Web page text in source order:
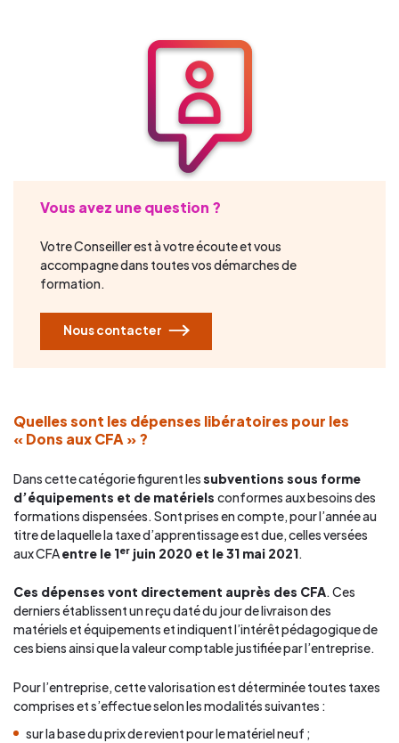
Vous avez une question ?
Votre Conseiller est à votre écoute et vous
accompagne dans toutes vos démarches de
formation.
Nous contacter
Quelles sont les dépenses libératoires pour les
« Dons aux CFA » ?
Dans cette catégorie figurent lessubventions sous forme
d’équipements et de matériels conformes aux besoins des
formations dispensées. Sont prises en compte, pour l’année au
titre de laquelle la taxe d’apprentissage est due, celles versées
aux CFAentre le 1er juin 2020 et le 31 mai 2021.
Ces dépenses vont directement auprès des CFA. Ces
derniers établissent un reçu daté du jour de livraison des
matériels et équipements et indiquent l’intérêt pédagogique de
ces biens ainsi que la valeur comptable justifiée par l’entreprise.
Pour l’entreprise, cette valorisation est déterminée toutes taxes
comprises et s’effectue selon les modalités suivantes :
sur la base du prix de revient pour le matériel neuf ;